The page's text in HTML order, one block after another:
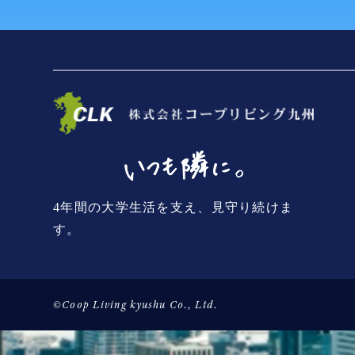
4年間の大学生活を支え、見守り続けま
す。
©Coop Living kyushu Co., Ltd.